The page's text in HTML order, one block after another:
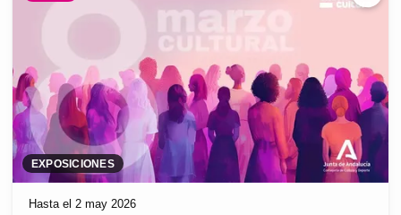
EXPOSICIONES
Hasta el 2 may 2026